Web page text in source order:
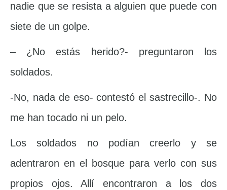
nadie que se resista a alguien que puede con
siete de un golpe.
– ¿No estás herido?- preguntaron los
soldados.
-No, nada de eso- contestó el sastrecillo-. No
me han tocado ni un pelo.
Los soldados no podían creerlo y se
adentraron en el bosque para verlo con sus
propios ojos. Allí encontraron a los dos